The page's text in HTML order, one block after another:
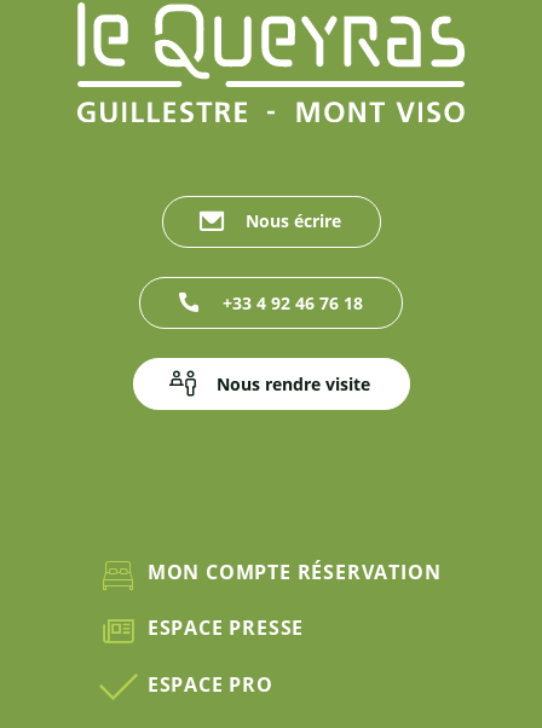
Nous écrire
+33 4 92 46 76 18
Nous rendre visite
MON COMPTE RÉSERVATION
ESPACE PRESSE
ESPACE PRO